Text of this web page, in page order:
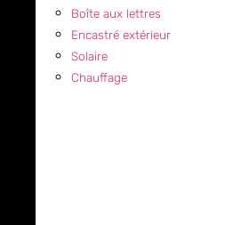
Boîte aux lettres
Encastré extérieur
Solaire
Chauffage